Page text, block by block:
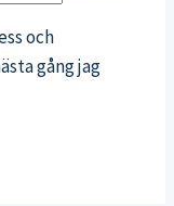
och
gång jag